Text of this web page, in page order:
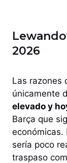
2026
Las razones
únicamente
elevado y
Barça que
económicas.
sería poco
traspaso